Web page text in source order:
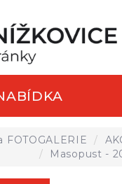
FOTOGALERIE
Masopust -